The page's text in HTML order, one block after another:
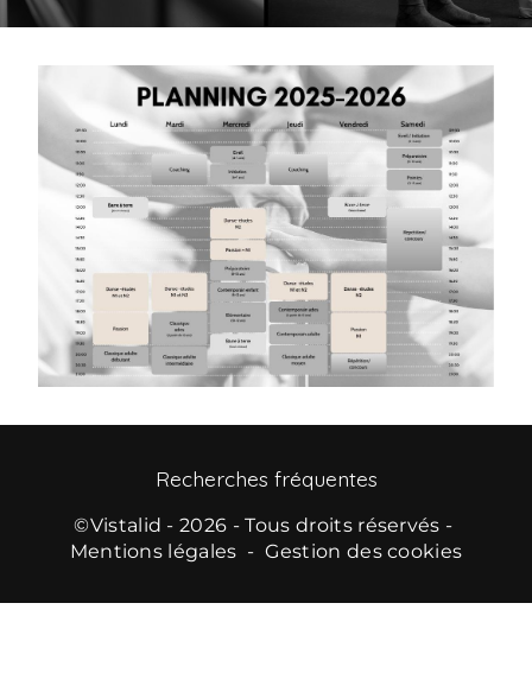
Recherches fréquentes
©Vistalid - 2026 - Tous droits réservés -
Mentions légales -Gestion des cookies